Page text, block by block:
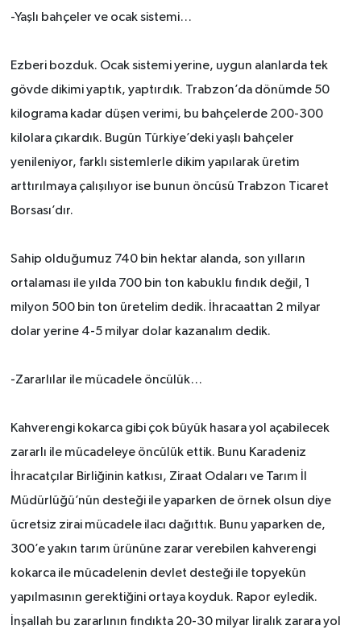
-Yaşlı bahçeler ve ocak sistemi…
Ezberi bozduk. Ocak sistemi yerine, uygun alanlarda tek
gövde dikimi yaptık, yaptırdık. Trabzon’da dönümde 50
kilograma kadar düşen verimi, bu bahçelerde 200-300
kilolara çıkardık. Bugün Türkiye’deki yaşlı bahçeler
yenileniyor, farklı sistemlerle dikim yapılarak üretim
arttırılmaya çalışılıyor ise bunun öncüsü Trabzon Ticaret
Borsası’dır.
Sahip olduğumuz 740 bin hektar alanda, son yılların
ortalaması ile yılda 700 bin ton kabuklu fındık değil, 1
milyon 500 bin ton üretelim dedik. İhracaattan 2 milyar
dolar yerine 4-5 milyar dolar kazanalım dedik.
-Zararlılar ile mücadele öncülük…
Kahverengi kokarca gibi çok büyük hasara yol açabilecek
zararlı ile mücadeleye öncülük ettik. Bunu Karadeniz
İhracatçılar Birliğinin katkısı, Ziraat Odaları ve Tarım İl
Müdürlüğü’nün desteği ile yaparken de örnek olsun diye
ücretsiz zirai mücadele ilacı dağıttık. Bunu yaparken de,
300’e yakın tarım ürününe zarar verebilen kahverengi
kokarca ile mücadelenin devlet desteği ile topyekün
yapılmasının gerektiğini ortaya koyduk. Rapor eyledik.
İnşallah bu zararlının fındıkta 20-30 milyar liralık zarara yol